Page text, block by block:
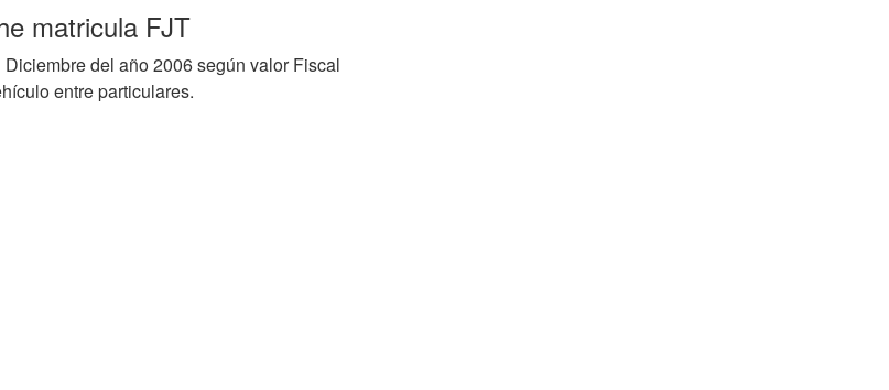
matricula FJT
del año 2006 según valor Fiscal
entre particulares.